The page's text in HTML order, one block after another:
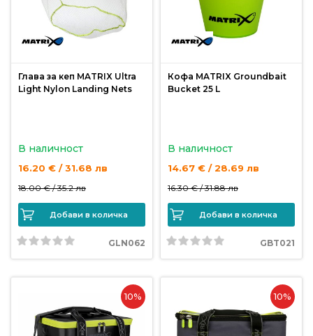
риболов
риболов
Къмпинг
Лодки
Глава за кеп MATRIX Ultra
Light Nylon Landing Nets
В наличност
16.20 € / 31.68 лв
18.00 € /35.2 лв
Добави в количка
GLN062
Кофа MATRIX Groundbait
Bucket 25 L
В наличност
14.67 € / 28.69 лв
16.30 € /31.88 лв
Добави в количка
GBT021
10% 10%